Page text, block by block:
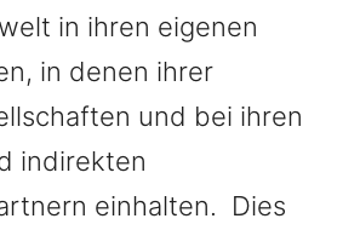
in ihren eigenen
in denen ihrer
und bei ihren
indirekten
einhalten. Dies